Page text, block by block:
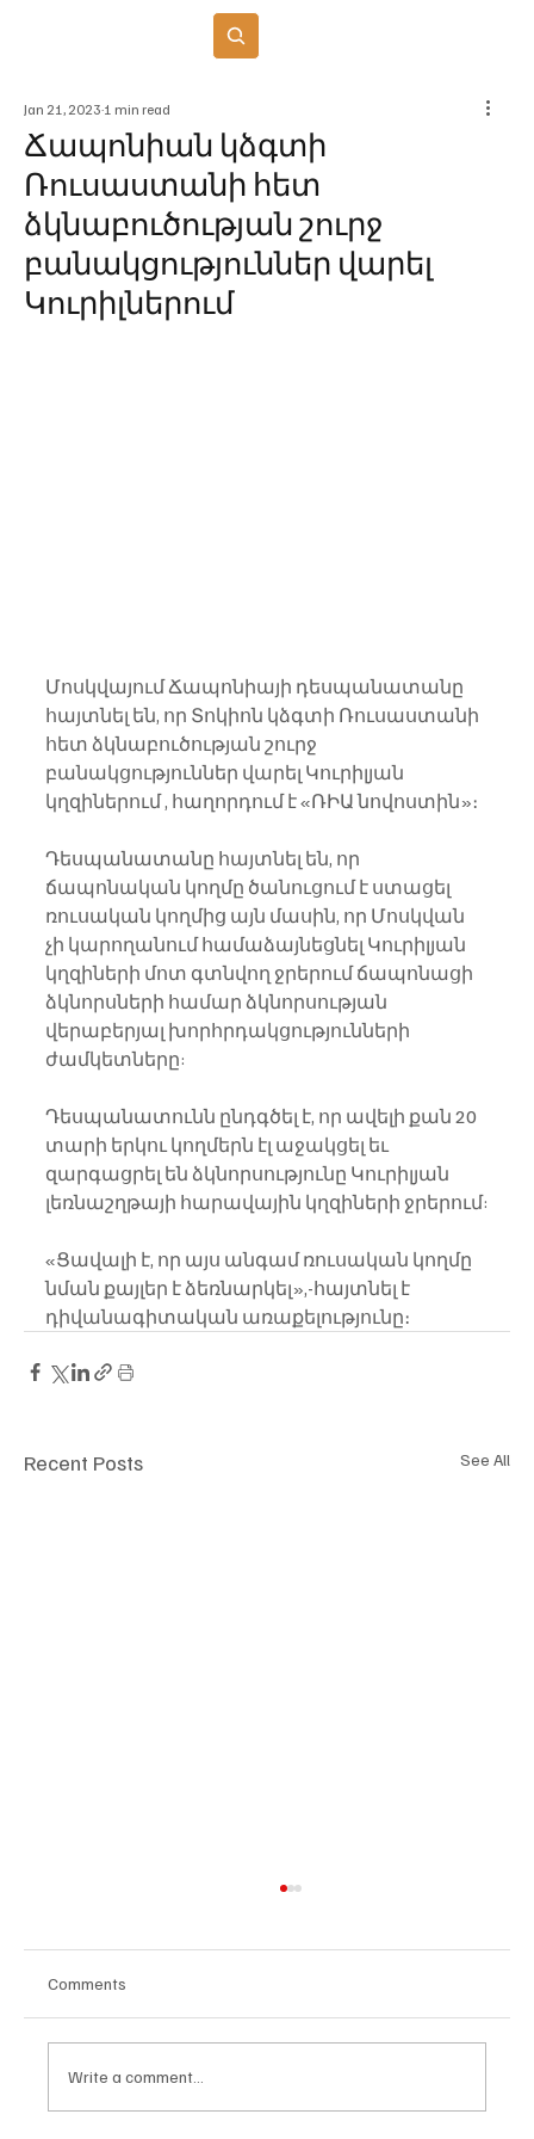
Ճապոնիան կձգտի
Ռուսաստանի հետ
ձկնաբուծության շուրջ
բանակցություններ վարել
Կուրիլներում
Jan 21, 2023 1 min read
Մոսկվայում Ճապոնիայի դեսպանատանը
հայտնել են, որ Տոկիոն կձգտի Ռուսաստանի
հետ ձկնաբուծության շուրջ
բանակցություններ վարել Կուրիլյան
կղզիներում , հաղորդում է «ՌԻԱ նովոստին»։
Դեսպանատանը հայտնել են, որ
ճապոնական կողմը ծանուցում է ստացել
ռուսական կողմից այն մասին, որ Մոսկվան
չի կարողանում համաձայնեցնել Կուրիլյան
կղզիների մոտ գտնվող ջրերում ճապոնացի
ձկնորսների համար ձկնորսության
վերաբերյալ խորհրդակցությունների
ժամկետները:
Դեսպանատունն ընդգծել է, որ ավելի քան 20
տարի երկու կողմերն էլ աջակցել եւ
զարգացրել են ձկնորսությունը Կուրիլյան
լեռնաշղթայի հարավային կղզիների ջրերում:
«Ցավալի է, որ այս անգամ ռուսական կողմը
նման քայլեր է ձեռնարկել»,-հայտնել է
դիվանագիտական առաքելությունը։
Recent Posts See All
Comments
Write a comment...